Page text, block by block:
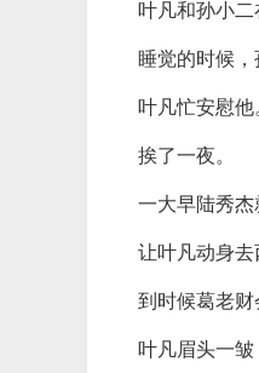
叶凡和孙小二
睡觉的时候
叶凡忙安慰他
挨了一夜。
一大早陆秀杰
让叶凡动身去
到时候葛老财
叶凡眉头一皱